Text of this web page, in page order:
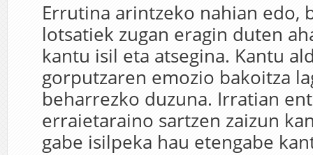
Errutina arintzeko nahian edo,
lotsatiek zugan eragin duten
kantu isil eta atsegina. Kantu
gorputzaren emozio bakoitza
beharrezko duzuna. Irratian
erraietaraino sartzen zaizun
gabe isilpeka hau etengabe